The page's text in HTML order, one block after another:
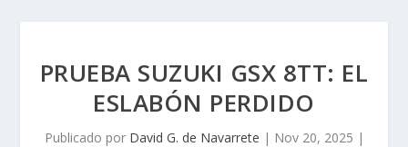
PRUEBA SUZUKI GSX 8TT: EL
ESLABÓN PERDIDO
Publicado por David G. de Navarrete | Nov 20, 2025 |